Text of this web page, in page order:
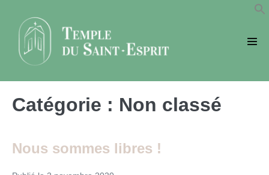
contenu
Catégorie : Non classé
Nous sommes libres !